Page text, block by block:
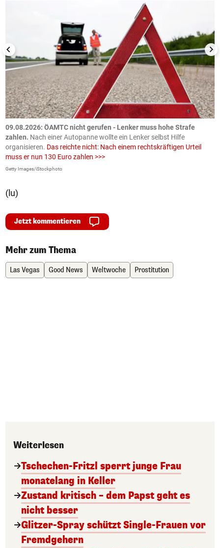
09.08.2026: ÖAMTC nicht gerufen - Lenker muss hohe Strafe
zahlen. Nach einer Autopanne wollte ein Lenker selbst Hilfe
organisieren. Das reichte nicht: Nach einem rechtskräftigen Urteil
muss er nun 130 Euro zahlen >>>
Getty Images/iStockphoto
(lu)
Jetzt kommentieren
Mehr zum Thema
Las Vegas Good News Weltwoche Prostitution
Weiterlesen
Tschechen-Fritzl sperrt junge Frau
monatelang in Keller
Zustand kritisch – dem Papst geht es
nicht besser
Glitzer-Spray schützt Single-Frauen vor
Fremdgehern